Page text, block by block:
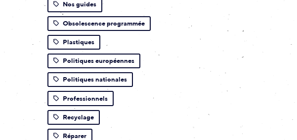
Nos guides
Obsolescence programmée
Plastiques
Politiques européennes
Politiques nationales
Professionnels
Recyclage
Réparer